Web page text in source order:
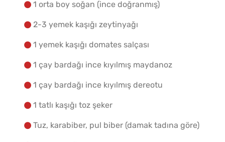
1 orta boy soğan (ince doğranmış)
2-3 yemek kaşığı zeytinyağı
1 yemek kaşığı domates salçası
1 çay bardağı ince kıyılmış maydanoz
1 çay bardağı ince kıyılmış dereotu
1 tatlı kaşığı toz şeker
Tuz, karabiber, pul biber (damak tadına göre)